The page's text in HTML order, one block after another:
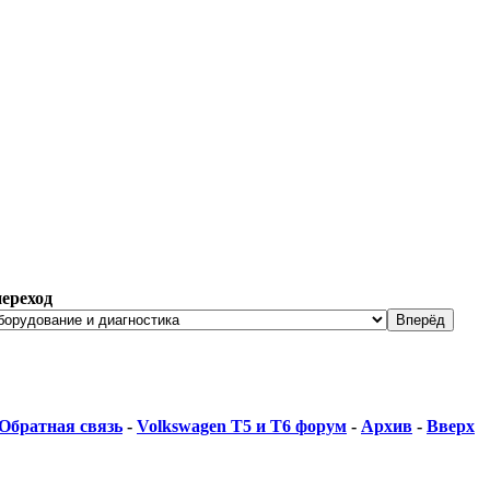
связь - Volkswagen T5 и Т6 форум - Архив - Вверх